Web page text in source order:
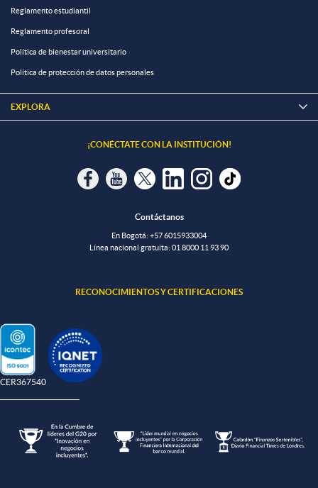
Reglamento estudiantil
Reglamento profesoral
Política de bienestar universitario
Política de protección de datos personales
EXPLORA 
¡CONÉCTATE CON LA INSTITUCIÓN!
Contáctanos
En Bogotá: +57 6015933004
Línea nacional gratuita: 01 8000 11 93 90
RECONOCIMIENTOS Y CERTIFICACIONES
CER367540